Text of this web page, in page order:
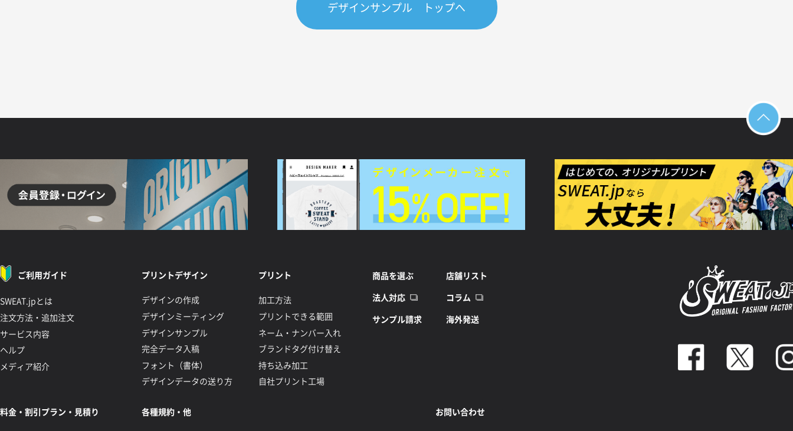
デザインサンプル トップへ
ご利用ガイド
SWEAT.jpとは
注文方法・追加注文
サービス内容
ヘルプ
メディア紹介
プリントデザイン
デザインの作成
デザインミーティング
デザインサンプル
完全データ入稿
フォント（書体）
デザインデータの送り方
プリント
加工方法
プリントできる範囲
ネーム・ナンバー入れ
ブランドタグ付け替え
持ち込み加工
自社プリント工場
商品を選ぶ
法人対応
サンプル請求
店舗リスト
コラム
海外発送
料金・割引プラン・見積り 各種規約・他 お問い合わせ